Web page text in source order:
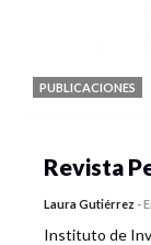
PUBLICACIONES
Revista
Laura Gutiérrez -
Instituto de